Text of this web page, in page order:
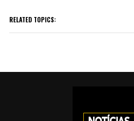
RELATED TOPICS: